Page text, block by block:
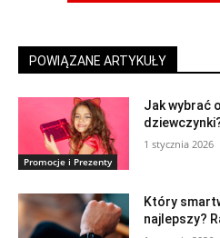
POWIĄZANE ARTYKUŁY
Promocje i Prezenty
Jak wybrać
1 stycznia 2026
Który
najlepszy?